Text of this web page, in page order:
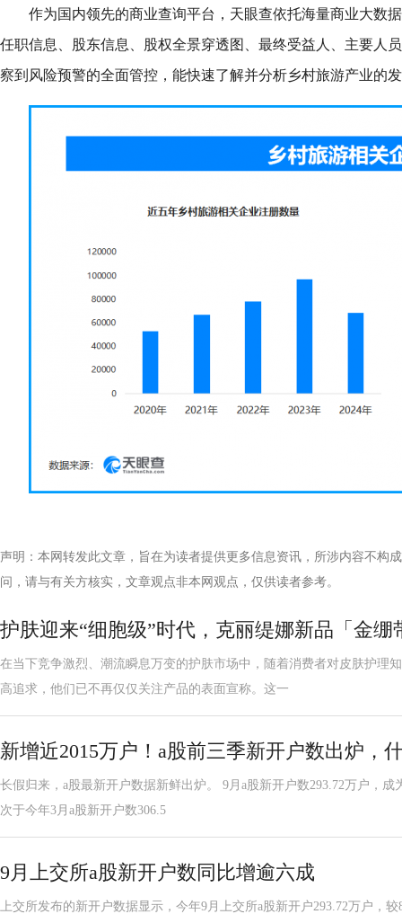
作为国内领先的商业查询平台，天眼查依托海量商业大数
任职信息、股东信息、股权全景穿透图、最终受益人、主要人
察到风险预警的全面管控，能快速了解并分析乡村旅游产业的
声明：本网转发此文章，旨在为读者提供更多信息资讯，所涉内容不构
问，请与有关方核实，文章观点非本网观点，仅供读者参考。
护肤迎来“细胞级”时代，克丽缇娜新品「金绷
在当下竞争激烈、潮流瞬息万变的护肤市场中，随着消费者对皮肤护理
高追求，他们已不再仅仅关注产品的表面宣称。这一
新增近2015万户！a股前三季新开户数出炉，
长假归来，a股最新开户数据新鲜出炉。 9月a股新开户数293.72万户，
次于今年3月a股新开户数306.5
9月上交所a股新开户数同比增逾六成
上交所发布的新开户数据显示，今年9月上交所a股新开户293.72万户，